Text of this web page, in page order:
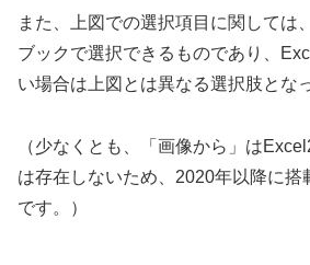
また、上図での選択項目に関しては
ブックで選択できるものであり、
い場合は上図とは異なる選択肢とな
（少なくとも、「画像から」は
は存在しないため、2020年以降に搭
です。）